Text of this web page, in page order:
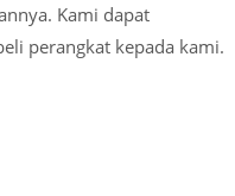
Kami dapat
perangkat kepada kami.